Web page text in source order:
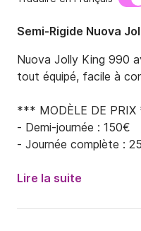
Semi-Rigide Nuova
Nuova Jolly King 990
tout équipé, facile à
*** MODÈLE DE
- Demi-journée : 150€
- Journée complète :
Lire la suite